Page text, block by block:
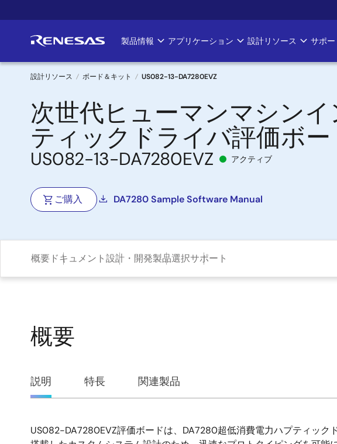
イ
ン
Main
navigation
製品情報 アプリケーション 設計リソース サポー
パ
ン
く
ず
設計リソース ボード＆キット US082-13-DA7280EVZ
次世代ヒューマンマシン
ティックドライバ評価ボー
US082-13-DA7280EVZ アクティブ
ご購入 DA7280 Sample Software Manual
概要 ドキュメント設計・開発製品選択サポート
概要
概
説明 特長 関連製品
US082-DA7280EVZ評価ボードは、DA7280超低消費電力ハプティック